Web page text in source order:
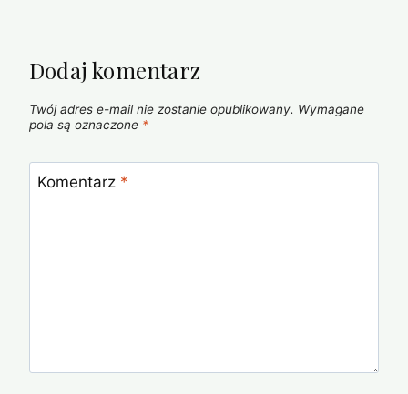
Dodaj komentarz
Twój adres e-mail nie zostanie opublikowany. Wymagane
pola są oznaczone *
Komentarz *